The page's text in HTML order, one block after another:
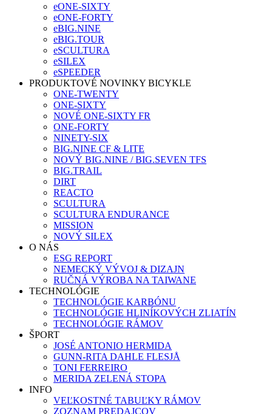
eONE-SIXTY
eONE-FORTY
eBIG.NINE
eBIG.TOUR
eSCULTURA
eSILEX
eSPEEDER
PRODUKTOVÉ NOVINKY BICYKLE
ONE-TWENTY
ONE-SIXTY
NOVÉ ONE-SIXTY FR
ONE-FORTY
NINETY-SIX
BIG.NINE CF & LITE
NOVÝ BIG.NINE / BIG.SEVEN TFS
BIG.TRAIL
DIRT
REACTO
SCULTURA
SCULTURA ENDURANCE
MISSION
NOVÝ SILEX
O NÁS
ESG REPORT
NEMECKÝ VÝVOJ & DIZAJN
RUČNÁ VÝROBA NA TAIWANE
TECHNOLÓGIE
TECHNOLÓGIE KARBÓNU
TECHNOLÓGIE HLINÍKOVÝCH ZLIATÍN
TECHNOLÓGIE RÁMOV
ŠPORT
JOSÉ ANTONIO HERMIDA
GUNN-RITA DAHLE FLESJÅ
TONI FERREIRO
MERIDA ZELENÁ STOPA
INFO
VEĽKOSTNÉ TABUĽKY RÁMOV
ZOZNAM PREDAJCOV